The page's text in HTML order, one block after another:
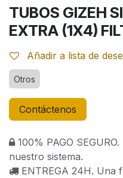
TUBOS GIZEH
EXTRA (1X4)
Añadir a lista de
Otros
Contáctenos
100% PAGO
nuestro sistema.
ENTREGA 24H. Una